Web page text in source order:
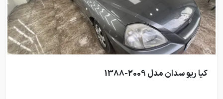
کیا ریو سدان مدل 2009-1388